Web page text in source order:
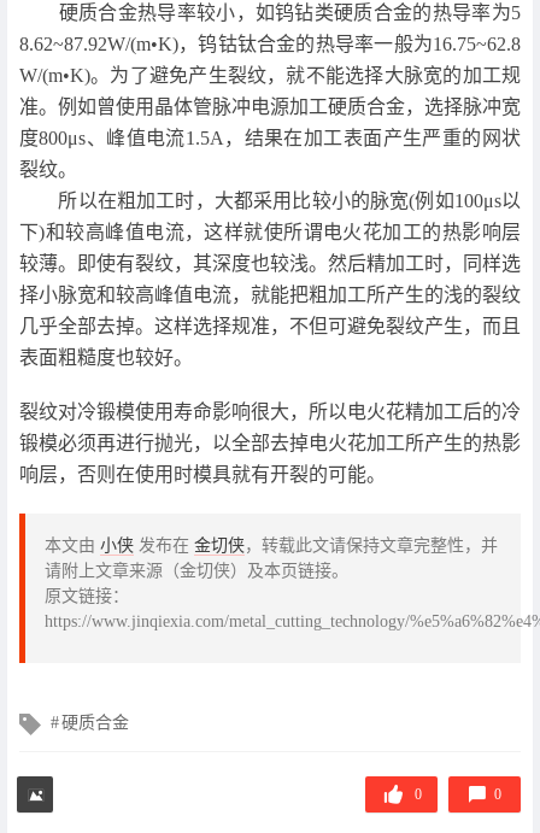
硬质合金热导率较小，如钨钻类硬质合金的热导率为5
8.62~87.92W/(m•K)，钨钴钛合金的热导率一般为16.75~62.8
W/(m•K)。为了避免产生裂纹，就不能选择大脉宽的加工规
准。例如曾使用晶体管脉冲电源加工硬质合金，选择脉冲宽
度800μs、峰值电流1.5A，结果在加工表面产生严重的网状
裂纹。
所以在粗加工时，大都采用比较小的脉宽(例如100μs以
下)和较高峰值电流，这样就使所谓电火花加工的热影响层
较薄。即使有裂纹，其深度也较浅。然后精加工时，同样选
择小脉宽和较高峰值电流，就能把粗加工所产生的浅的裂纹
几乎全部去掉。这样选择规准，不但可避免裂纹产生，而且
表面粗糙度也较好。
裂纹对冷锻模使用寿命影响很大，所以电火花精加工后的冷
锻模必须再进行抛光，以全部去掉电火花加工所产生的热影
响层，否则在使用时模具就有开裂的可能。
本文由 小侠 发布在 金切侠，转载此文请保持文章完整性，并
请附上文章来源（金切侠）及本页链接。
原文链接：
https://www.jinqiexia.com/metal_cutting_technology/
文
签
硬质合金
0 0